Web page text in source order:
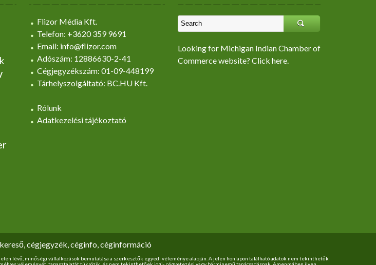
Flizor Média Kft.
Telefon: +3620 359 9691
Email: info@flizor.com
Adószám: 12886630-2-41
Cégjegyzékszám: 01-09-448199
Tárhelyszolgáltató: BC.HU Kft.
Rólunk
Adatkezelési tájékoztató
Looking for Michigan Indian Chamber of
Commerce website? Click here.
cégjegyzék, céginfo, céginformáció
lévő, minőségi vállalkozások bemutatása a szerkesztők egyedi véleménye alapján. A jelen honlapon található adatok nem tekinthetők